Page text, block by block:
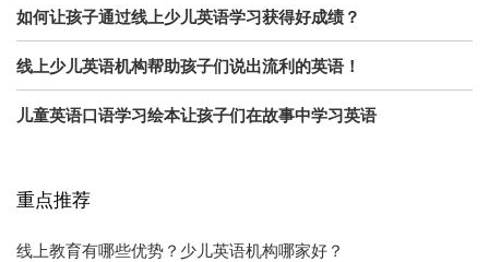
如何让孩子通过线上少儿英语学习获得好成绩？
线上少儿英语机构帮助孩子们说出流利的英语！
儿童英语口语学习绘本让孩子们在故事中学习英语
重点推荐
线上教育有哪些优势？少儿英语机构哪家好？